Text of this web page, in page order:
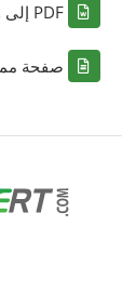
PDF إلى وورد
صفحة